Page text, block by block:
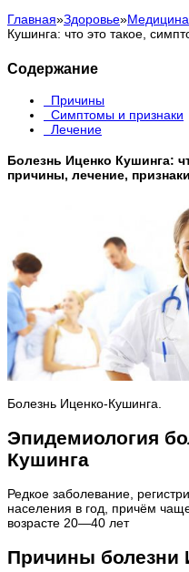
Главная»Здоровье»Медицина
Кушинга: что это такое,
Содержание
Причины
Симптомы и признаки
Лечение
Болезнь Иценко Кушинга:
причины, лечение, признаки
Болезнь Иценко-Кушинга.
Эпидемиология
Кушинга
Редкое заболевание,
населения в год, причём
возрасте 20—40 лет
Причины болезни